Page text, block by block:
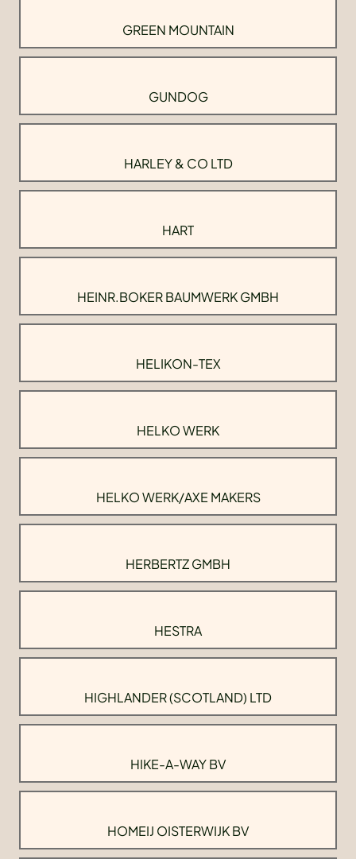
GREEN MOUNTAIN
GUNDOG
HARLEY & CO LTD
HART
HEINR.BOKER BAUMWERK GMBH
HELIKON-TEX
HELKO WERK
HELKO WERK/AXE MAKERS
HERBERTZ GMBH
HESTRA
HIGHLANDER (SCOTLAND) LTD
HIKE-A-WAY BV
HOMEIJ OISTERWIJK BV